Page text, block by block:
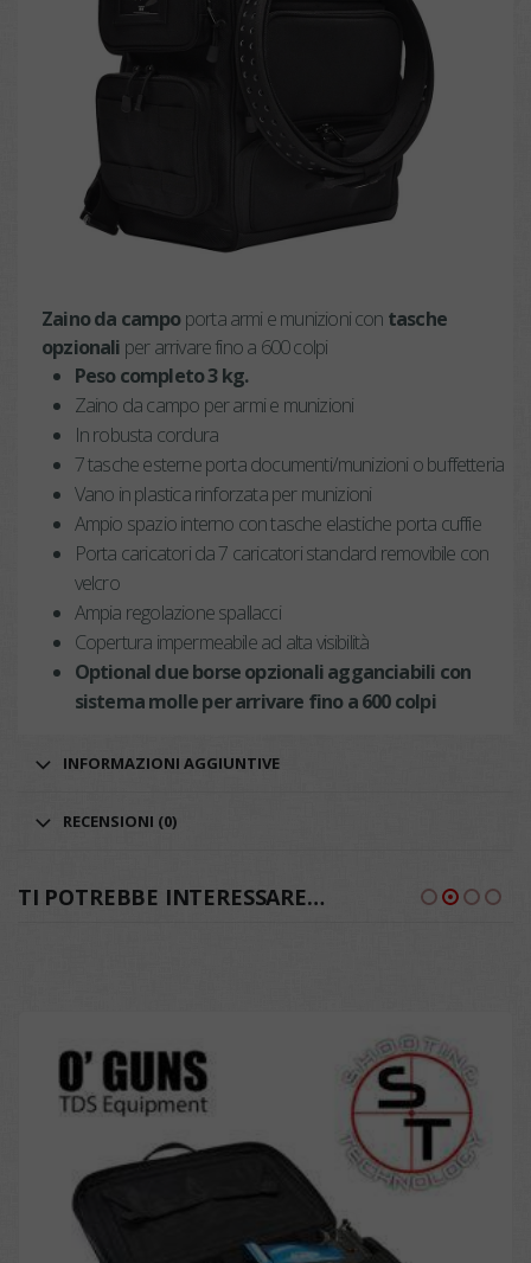
Zaino da campoporta armi e munizioni con tasche
opzionali per arrivare fino a 600 colpi
Peso completo 3 kg.
Zaino da campo per armi e munizioni
In robusta cordura
7 tasche esterne porta documenti/munizioni o buffetteria
Vano in plastica rinforzata per munizioni
Ampio spazio interno con tasche elastiche porta cuffie
Porta caricatori da 7 caricatori standard removibile con
velcro
Ampia regolazione spallacci
Copertura impermeabile ad alta visibilità
Optional due borse opzionali agganciabili con
sistema molle per arrivare fino a 600 colpi
INFORMAZIONI AGGIUNTIVE
RECENSIONI (0)
TI POTREBBE INTERESSARE…